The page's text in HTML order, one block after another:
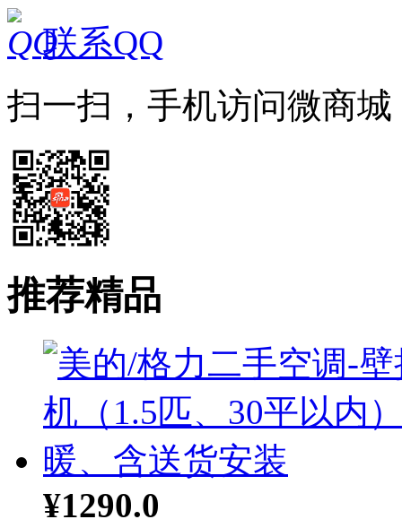
联系QQ
扫一扫，手机访问微商城
推荐精品
¥1290.0